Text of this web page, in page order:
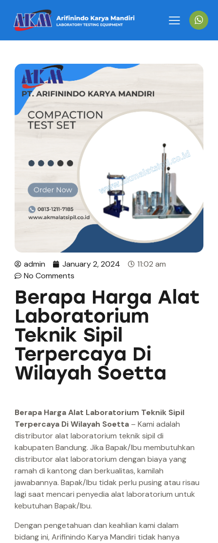
admin January 2, 2024
11:02 am
No Comments
Berapa Harga Alat
Laboratorium
Teknik Sipil
Terpercaya Di
Wilayah Soetta
Berapa Harga Alat Laboratorium Teknik Sipil
Terpercaya Di Wilayah Soetta – Kami adalah
distributor alat laboratorium teknik sipil di
kabupaten Bandung. Jika Bapak/Ibu membutuhkan
distributor alat laboratorium dengan biaya yang
ramah di kantong dan berkualitas, kamilah
jawabannya. Bapak/Ibu tidak perlu pusing atau risau
lagi saat mencari penyedia alat laboratorium untuk
kebutuhan Bapak/Ibu.
Dengan pengetahuan dan keahlian kami dalam
bidang ini, Arifinindo Karya Mandiri tidak hanya